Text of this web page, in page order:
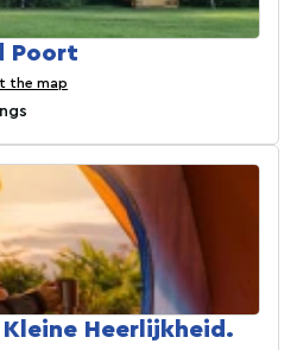
Poort
the map
Heerlijkheid.